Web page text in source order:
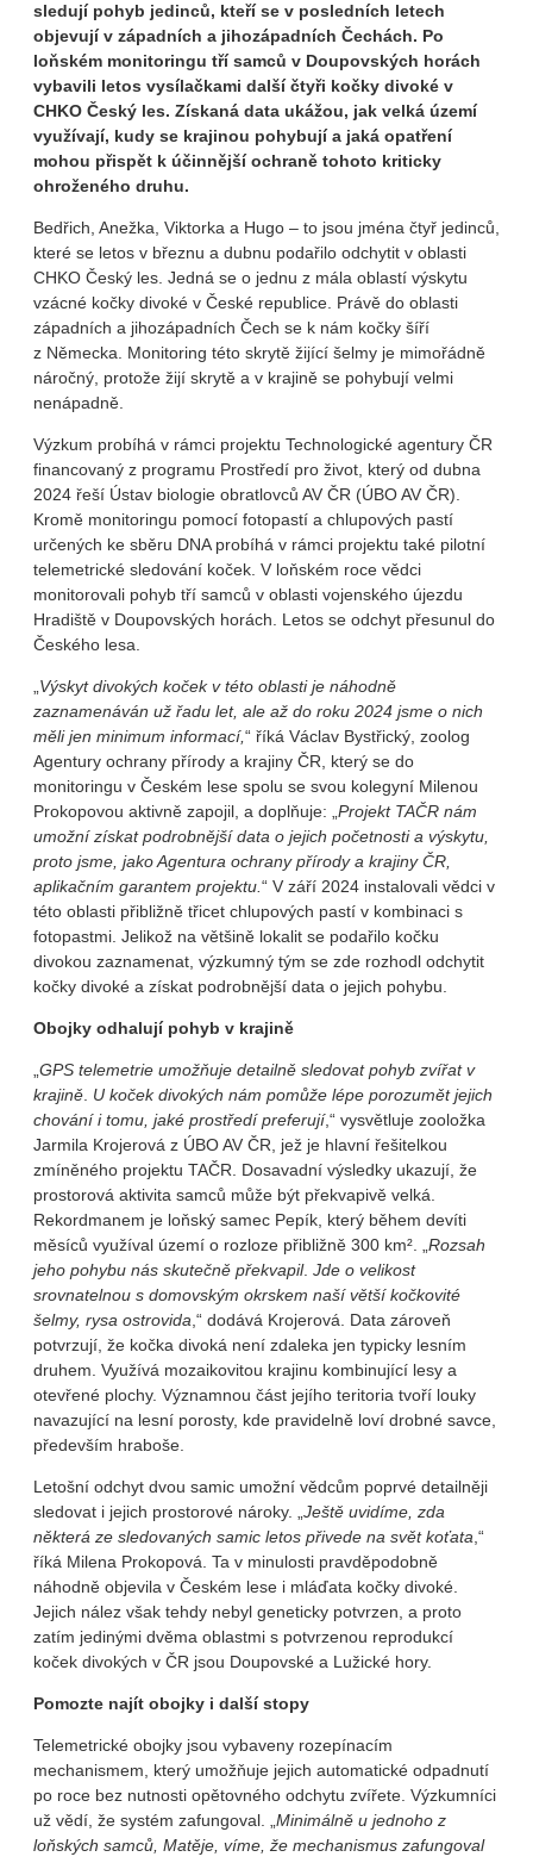
sledují pohyb jedinců, kteří se v posledních letech
objevují v západních a jihozápadních Čechách. Po
loňském monitoringu tří samců v Doupovských horách
vybavili letos vysílačkami další čtyři kočky divoké v
CHKO Český les. Získaná data ukážou, jak velká území
využívají, kudy se krajinou pohybují a jaká opatření
mohou přispět k účinnější ochraně tohoto kriticky
ohroženého druhu.
Bedřich, Anežka, Viktorka a Hugo – to jsou jména čtyř jedinců,
které se letos v březnu a dubnu podařilo odchytit v oblasti
CHKO Český les. Jedná se o jednu z mála oblastí výskytu
vzácné kočky divoké v České republice. Právě do oblasti
západních a jihozápadních Čech se k nám kočky šíří
z Německa. Monitoring této skrytě žijící šelmy je mimořádně
náročný, protože žijí skrytě a v krajině se pohybují velmi
nenápadně.
Výzkum probíhá v rámci projektu Technologické agentury ČR
financovaný z programu Prostředí pro život, který od dubna
2024 řeší Ústav biologie obratlovců AV ČR (ÚBO AV ČR).
Kromě monitoringu pomocí fotopastí a chlupových pastí
určených ke sběru DNA probíhá v rámci projektu také pilotní
telemetrické sledování koček. V loňském roce vědci
monitorovali pohyb tří samců v oblasti vojenského újezdu
Hradiště v Doupovských horách. Letos se odchyt přesunul do
Českého lesa.
„Výskyt divokých koček v této oblasti je náhodně
zaznamenáván už řadu let, ale až do roku 2024 jsme o nich
měli jen minimum informací,“ říká Václav Bystřický, zoolog
Agentury ochrany přírody a krajiny ČR, který se do
monitoringu v Českém lese spolu se svou kolegyní Milenou
Prokopovou aktivně zapojil, a doplňuje: „Projekt TAČR nám
umožní získat podrobnější data o jejich početnosti a výskytu,
proto jsme, jako Agentura ochrany přírody a krajiny ČR,
aplikačním garantem projektu.“ V září 2024 instalovali vědci v
této oblasti přibližně třicet chlupových pastí v kombinaci s
fotopastmi. Jelikož na většině lokalit se podařilo kočku
divokou zaznamenat, výzkumný tým se zde rozhodl odchytit
kočky divoké a získat podrobnější data o jejich pohybu.
Obojky odhalují pohyb v krajině
„GPS telemetrie umožňuje detailně sledovat pohyb zvířat v
krajině. U koček divokých nám pomůže lépe porozumět jejich
chováníi tomu, jaké prostředí preferují,“ vysvětluje zooložka
Jarmila Krojerová z ÚBO AV ČR, jež je hlavní řešitelkou
zmíněného projektu TAČR. Dosavadní výsledky ukazují, že
prostorová aktivita samců může být překvapivě velká.
Rekordmanem je loňský samec Pepík, který během devíti
měsíců využíval území o rozloze přibližně 300 km². „Rozsah
jeho pohybu nás skutečně překvapil. Jde o velikost
srovnatelnou s domovským okrskem naší větší kočkovité
šelmy, rysa ostrovida,“ dodává Krojerová. Data zároveň
potvrzují, že kočka divoká není zdaleka jen typicky lesním
druhem. Využívá mozaikovitou krajinu kombinující lesy a
otevřené plochy. Významnou část jejího teritoria tvoří louky
navazující na lesní porosty, kde pravidelně loví drobné savce,
především hraboše.
Letošní odchyt dvou samic umožní vědcům poprvé detailněji
sledovat i jejich prostorové nároky. „Ještě uvidíme, zda
některá ze sledovaných samic letos přivede na svět koťata,“
říká Milena Prokopová. Ta v minulosti pravděpodobně
náhodně objevila v Českém lese i mláďata kočky divoké.
Jejich nález však tehdy nebyl geneticky potvrzen, a proto
zatím jedinými dvěma oblastmi s potvrzenou reprodukcí
koček divokých v ČR jsou Doupovské a Lužické hory.
Pomozte najít obojky i další stopy
Telemetrické obojky jsou vybaveny rozepínacím
mechanismem, který umožňuje jejich automatické odpadnutí
po roce bez nutnosti opětovného odchytu zvířete. Výzkumníci
už vědí, že systém zafungoval. „Minimálně u jednoho z
loňských samců, Matěje, víme, že mechanismus zafungoval